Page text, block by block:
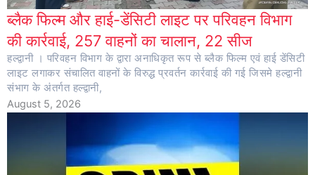
ब्लैक फिल्म और हाई-डेंसिटी लाइट पर परिवहन विभाग
की कार्रवाई, 257 वाहनों का चालान, 22 सीज
हल्द्वानी । परिवहन विभाग के द्वारा अनाधिकृत रूप से ब्लैक फिल्म एवं हाई डेंसिटी
लाइट लगाकर संचालित वाहनों के विरुद्ध प्रवर्तन कार्रवाई की गई जिसमे हल्द्वानी
संभाग के अंतर्गत हल्द्वानी,
August 5, 2026